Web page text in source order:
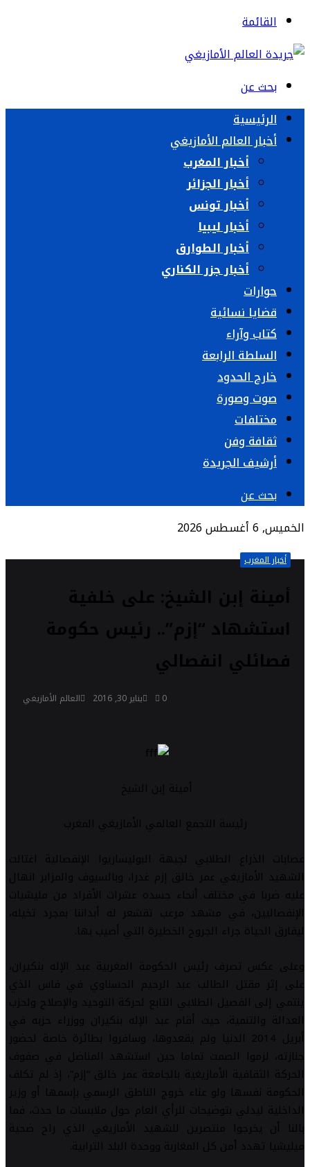
القائمة
بحث عن
الرئيسية
أخبار العالم الأمازيغي
أخبار المغرب
أخبار الجزائر
أخبار تونس
أخبار ليبيا
أخبار الطوارق
أخبار جزر الكناري
حوارات
قضايا نسائية
كتاب وآراء
السلطة الرابعة
خارج الحدود
صوت وصورة
مختلفات
ثقافة وفن
أرشيف الجريدة
بحث عن
الخميس, 6 أغسطس 2026
أخبار المغرب
أمينة إبن الشيخ: على خلفية
استشهاد “إزم”.. رئيس حكومة
فصائلي انفصالي
العالم الأمازيغي يناير 30, 2016 0
أمينة إبن الشيخ
رئيسة التجمع العالمي الأمازيغي المغرب
عصابات الذراع الطلابي لجبهة البوليساريوا الإنفصالية اغتالت
الشهيد الأمازيغي عمر خالق إزم غدرا، وبالسيوف والمزابر انهال
عليه ضربا في مختلف أنحاء جسده عشرات الأفراد من مليشيات
الإنفصاليين، في مشهد مرعب تقشعر له أبداننا بمجرد تخيله،
ليفارق الحياة جراء الجروح الخطيرة التي أصيب بها.
وعلى عكس تصرف رئيس الحكومة المغربية عبد الإله بنكيران،
على إثر مقتل الطالب عبد الرحيم الحسناوي في فاس الذي
ينتمي إلى الفصيل الطلابي التابع لحركة التوحيد والإصلاح ولحزب
العدالة والتنمية، حيث أقام عبد الإله بنكيران ووزراء حزبه في
أبريل 2014 الدنيا ولم يقعدوها، وسافروا بطائرة خاصة لحضور
جنازته، لزموا الصمت تماما حين استشهد المناضل في صفوف
الحركة الثقافية الأمازيغية بالجامعة عمر خالق “إزم”، إذ لم تكلف
الحكومة نفسها ولو عناء خروج الناطق الرسمي بإسمها أو وزير
الداخلية ليدلي بتوضيحات للرأي العام حول ملابسات ما حدث، فما
بالنا أن يخرجوا منتصرين للشهيد الأمازيغي الذي راح ضحية
ميليشيا تهدد أمن كل المغاربة ووحدة البلد الترابية.